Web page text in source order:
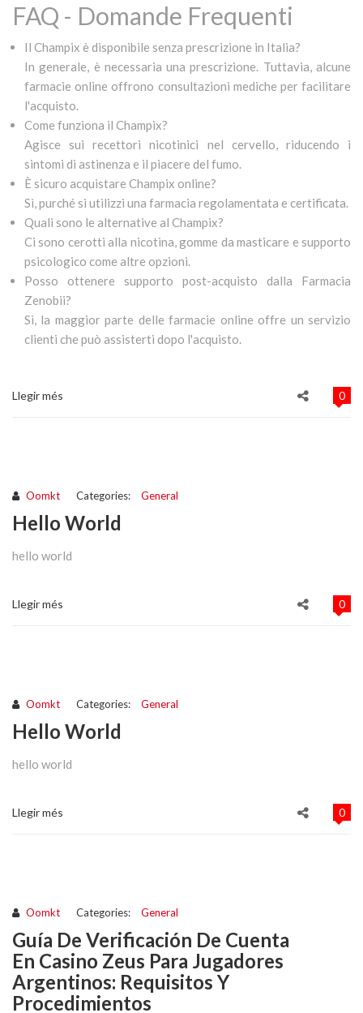
FAQ - Domande Frequenti
Il Champix è disponibile senza prescrizione in Italia?
In generale, è necessaria una prescrizione. Tuttavia, alcune
farmacie online offrono consultazioni mediche per facilitare
l'acquisto.
Come funziona il Champix?
Agisce sui recettori nicotinici nel cervello, riducendo i
sintomi di astinenza e il piacere del fumo.
È sicuro acquistare Champix online?
Sì, purché si utilizzi una farmacia regolamentata e certificata.
Quali sono le alternative al Champix?
Ci sono cerotti alla nicotina, gomme da masticare e supporto
psicologico come altre opzioni.
Posso ottenere supporto post-acquisto dalla Farmacia
Zenobii?
Sì, la maggior parte delle farmacie online offre un servizio
clienti che può assisterti dopo l'acquisto.
Llegir més 0
Oomkt Categories: General
Hello World
hello world
Llegir més 0
Oomkt Categories: General
Hello World
hello world
Llegir més 0
Oomkt Categories: General
Guía De Verificación De Cuenta
En Casino Zeus Para Jugadores
Argentinos: Requisitos Y
Procedimientos